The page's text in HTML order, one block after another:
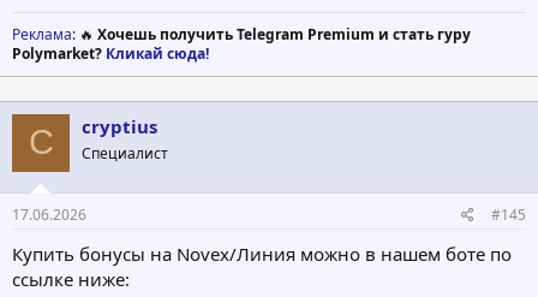
Реклама: 🔥 Хочешь получить Telegram Premium и стать гуру
Polymarket? Кликай сюда!
C cryptius
Специалист
17.06.2026 #145
Купить бонусы на Novex/Линия можно в нашем боте по
ссылке ниже: